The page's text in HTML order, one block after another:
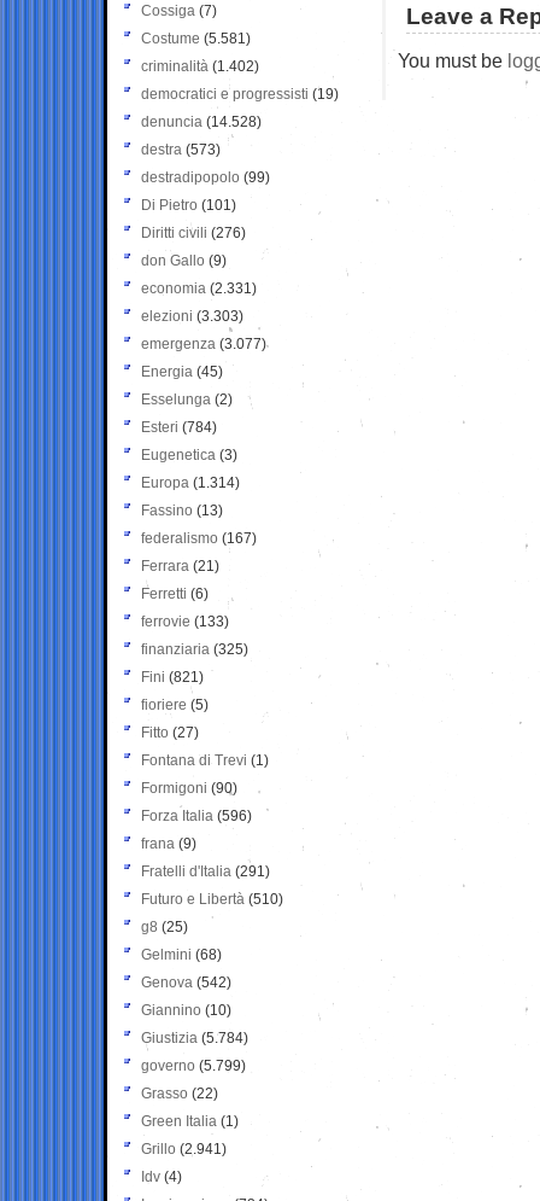
Leave a
You must be
Cossiga (7)
Costume (5.581)
criminalità (1.402)
democratici e progressisti (19)
denuncia (14.528)
destra (573)
destradipopolo (99)
Di Pietro (101)
Diritti civili (276)
don Gallo (9)
economia (2.331)
elezioni (3.303)
emergenza (3.077)
Energia (45)
Esselunga (2)
Esteri (784)
Eugenetica (3)
Europa (1.314)
Fassino (13)
federalismo (167)
Ferrara (21)
Ferretti (6)
ferrovie (133)
finanziaria (325)
Fini (821)
fioriere (5)
Fitto (27)
Fontana di Trevi (1)
Formigoni (90)
Forza Italia (596)
frana (9)
Fratelli d'Italia (291)
Futuro e Libertà (510)
g8 (25)
Gelmini (68)
Genova (542)
Giannino (10)
Giustizia (5.784)
governo (5.799)
Grasso (22)
Green Italia (1)
Grillo (2.941)
Idv (4)